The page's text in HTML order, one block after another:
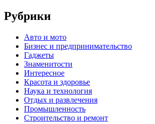
Рубрики
Авто и мото
Бизнес и предпринимательство
Гаджеты
Знаменитости
Интересное
Красота и здоровье
Наука и технология
Отдых и развлечения
Промышленность
Строительство и ремонт